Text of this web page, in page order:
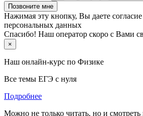
Позвоните мне
Нажимая эту кнопку, Вы даете
персональных данных
Спасибо! Наш оператор скоро с Вами
×
Наш онлайн-курс по Физике
Все темы ЕГЭ с нуля
Подробнее
Можно не только читать, но и